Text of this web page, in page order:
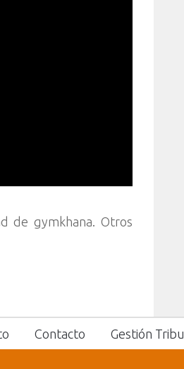
de gymkhana. Otros
Contacto Gestión